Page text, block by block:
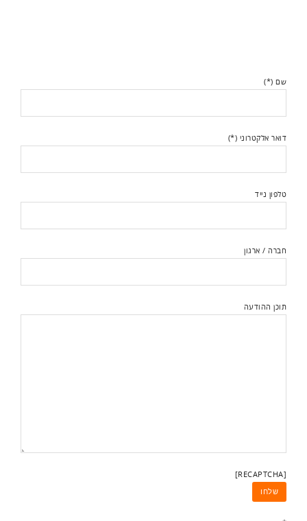
שם (*)
דואר אלקטרוני (*)
טלפון נייד
חברה / ארגון
תוכן ההודעה
[RECAPTCHA]